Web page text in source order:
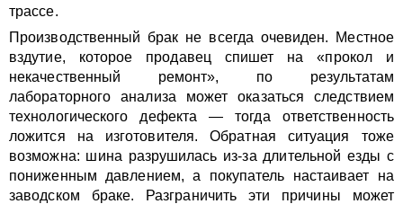
трассе.
Производственный брак не всегда очевиден. Местное
вздутие, которое продавец спишет на «прокол и
некачественный ремонт», по результатам
лабораторного анализа может оказаться следствием
технологического дефекта — тогда ответственность
ложится на изготовителя. Обратная ситуация тоже
возможна: шина разрушилась из-за длительной езды с
пониженным давлением, а покупатель настаивает на
заводском браке. Разграничить эти причины может